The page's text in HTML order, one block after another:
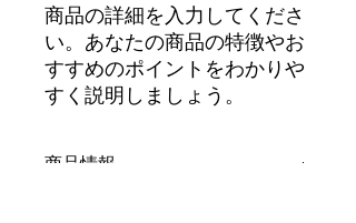
商品の詳細を入力してくださ
い。あなたの商品の特徴やお
すすめのポイントをわかりや
すく説明しましょう。
商品情報